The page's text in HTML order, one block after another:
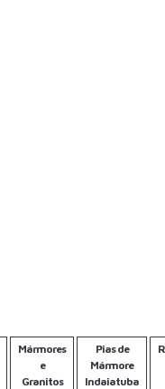
Mármores
e
Granitos
Pias de
Mármore
Indaiatuba